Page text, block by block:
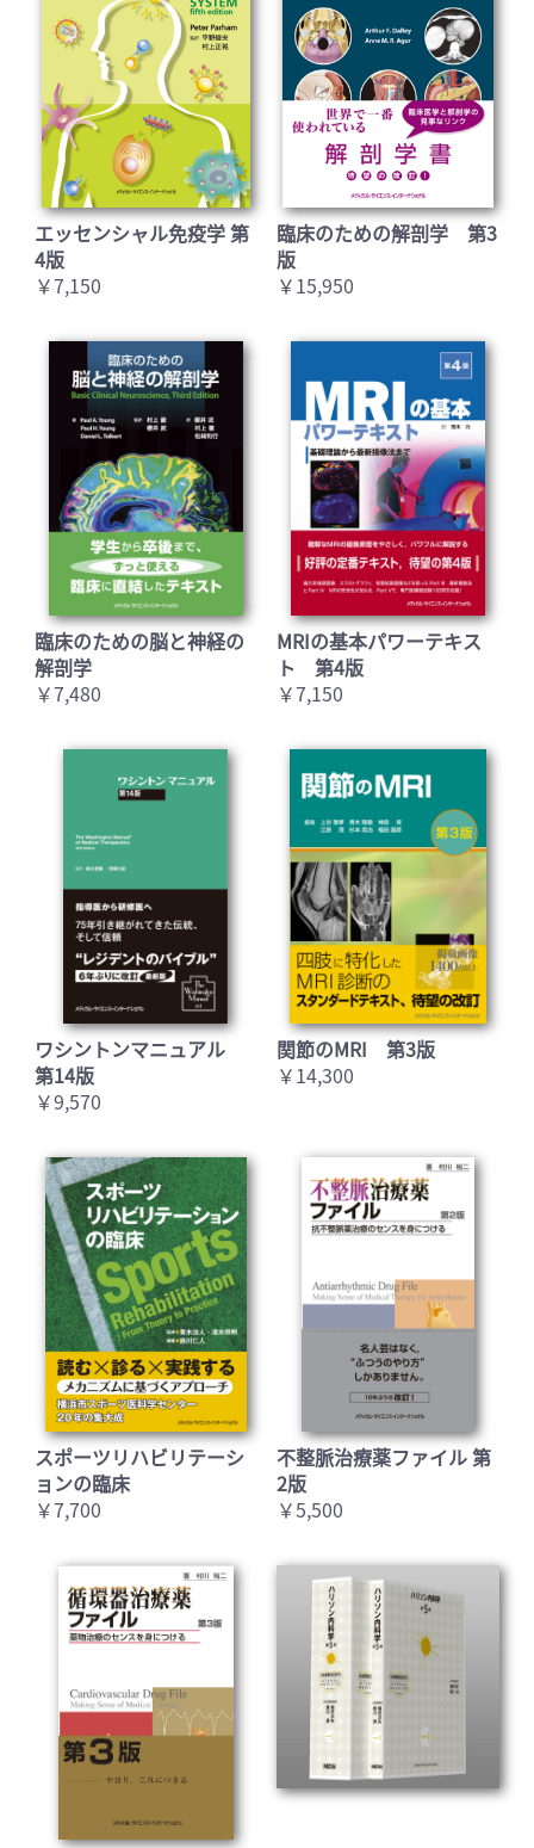
エッセンシャル免疫学 第
4版
￥7,150
臨床のための解剖学 第3
版
￥15,950
臨床のための脳と神経の
解剖学
￥7,480
MRIの基本パワーテキス
ト 第4版
￥7,150
ワシントンマニュアル
第14版
￥9,570
関節のMRI 第3版
￥14,300
スポーツリハビリテーシ
ョンの臨床
￥7,700
不整脈治療薬ファイル 第
2版
￥5,500